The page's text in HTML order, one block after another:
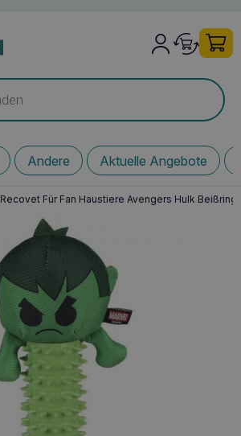
Andere Aktuelle Angebote
Recovet Für Fan Haustiere Avengers Hulk Beißring